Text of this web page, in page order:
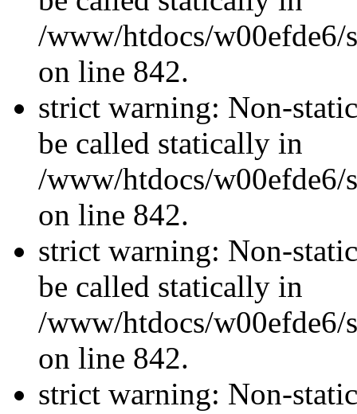
/www/htdocs/w00efde6/
on line 842.
strict warning: Non-
be called statically in
/www/htdocs/w00efde6/
on line 842.
strict warning: Non-
be called statically in
/www/htdocs/w00efde6/
on line 842.
strict warning: Non-